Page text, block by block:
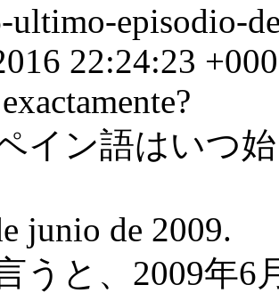
ultimo-episodio-
22:24:23
イン語はいつ
junio de 2009.
うと、2009年6